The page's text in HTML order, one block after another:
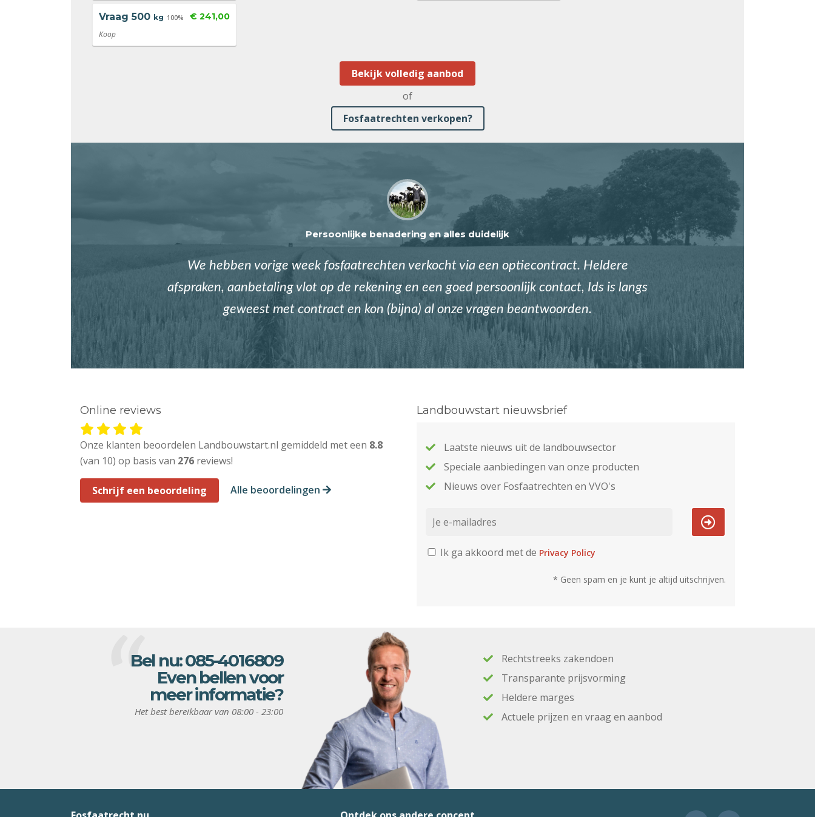
Vraag 500 kg 100% € 241,00
Koop
Bekijk volledig aanbod
of
Fosfaatrechten verkopen?
Persoonlijke benadering en alles duidelijk
We hebben vorige week fosfaatrechten verkocht via een optiecontract. Heldere
afspraken, aanbetaling vlot op de rekening en een goed persoonlijk contact, Ids is langs
geweest met contract en kon (bijna) al onze vragen beantwoorden.
Online reviews
Onze klanten beoordelen Landbouwstart.nl gemiddeld met een 8.8
(van 10) op basis van 276 reviews!
Schrijf een beoordeling Alle beoordelingen
Landbouwstart nieuwsbrief
Laatste nieuws uit de landbouwsector
Speciale aanbiedingen van onze producten
Nieuws over Fosfaatrechten en VVO's
Ik ga akkoord met de Privacy Policy
* Geen spam en je kunt je altijd uitschrijven.
Bel nu:085-4016809
Even bellen voor
meer informatie?
Het best bereikbaar van 08:00 - 23:00
Rechtstreeks zakendoen
Transparante prijsvorming
Heldere marges
Actuele prijzen en vraag en aanbod